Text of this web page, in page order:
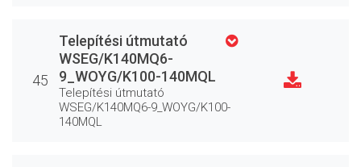
45
Telepítési útmutató
WSEG/K140MQ6-
9_WOYG/K100-140MQL
Telepítési útmutató
WSEG/K140MQ6-9_WOYG/K100-
140MQL